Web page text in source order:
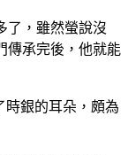
了，雖然螢說沒
傳承完後，他就能
時銀的耳朵，頗為